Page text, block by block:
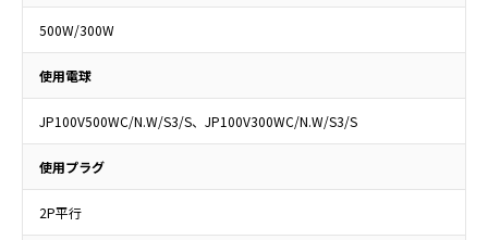
500W/300W
使用電球
JP100V500WC/N.W/S3/S、JP100V300WC/N.W/S3/S
使用プラグ
2P平行